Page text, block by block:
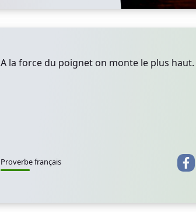
A la force du poignet on monte le plus haut.
Proverbe français